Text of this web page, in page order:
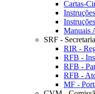
Cartas-
Manuais
SRF -
RIR -
RFB -
RFB -
RFB -
MF -